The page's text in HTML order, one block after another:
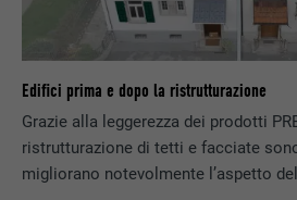
Edifici prima e dopo la ristrutturazione
Grazie alla leggerezza dei prodotti
ristrutturazione di tetti e facciate
migliorano notevolmente l’aspetto
NOME lidc
PROVIDER LinkedIn